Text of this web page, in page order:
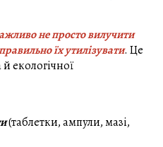
не просто вилучити
їх утилізувати. Це
екологічної
(таблетки, ампули, мазі,